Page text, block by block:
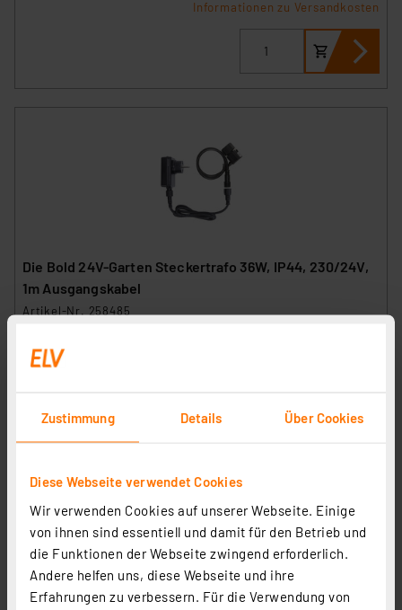
Zustimmung Details Über Cookies
Diese Webseite verwendet Cookies
Wir verwenden Cookies auf unserer Webseite. Einige
von ihnen sind essentiell und damit für den Betrieb und
die Funktionen der Webseite zwingend erforderlich.
Andere helfen uns, diese Webseite und ihre
Erfahrungen zu verbessern. Für die Verwendung von
Informationen zu Versandkosten
Die Bold 24V-Garten Steckertrafo 36W, IP44, 230/24V,
1m Ausgangskabel
Artikel-Nr. 258485